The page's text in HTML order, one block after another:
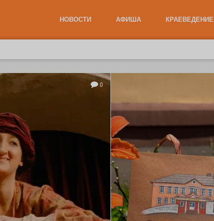
НОВОСТИ АФИША КРАЕВЕДЕНИЕ
0